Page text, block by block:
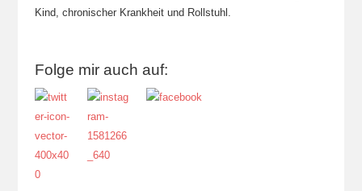
Kind, chronischer Krankheit und Rollstuhl.
Folge mir auch auf: